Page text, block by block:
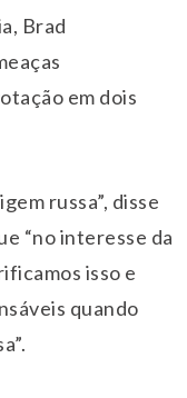
Brad
em dois
russa”, disse
“no interesse da
isso e
​​quando